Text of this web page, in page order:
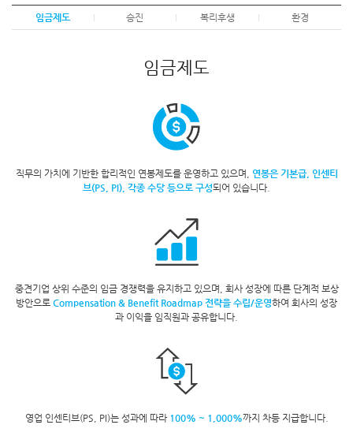
임금제도 승진 복리후생 환경
임금제도
직무의 가치에 기반한 합리적인 연봉제도를 운영하고 있으며,
연봉은 기본급, 인센티
브(PS, PI), 각종 수당 등으로 구성되어 있습니다.
중견기업 상위 수준의 임금 경쟁력을유지하고 있으며, 회사 성장에 따른 단계적 보상
방안으로 Compensation & Benefit Roadmap 전략을 수립/운영하여 회사의 성장
과 이익을 임직원과 공유합니다.
영업 인센티브(PS, PI)는성과에 따라 100% ~ 1,000%까지 차등 지급합니다.